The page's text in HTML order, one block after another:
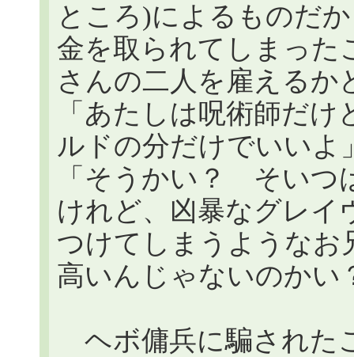
ところ)によるものだ
金を取られてしまった
さんの二人を雇える
「あたしは呪術師だ
ルドの分だけでいいよ
「そうかい？ そい
けれど、凶暴なグレイ
つけてしまうような
高いんじゃないのかい
ヘボ傭兵に騙された